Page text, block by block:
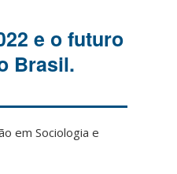
e o futuro
Brasil.
em Sociologia e